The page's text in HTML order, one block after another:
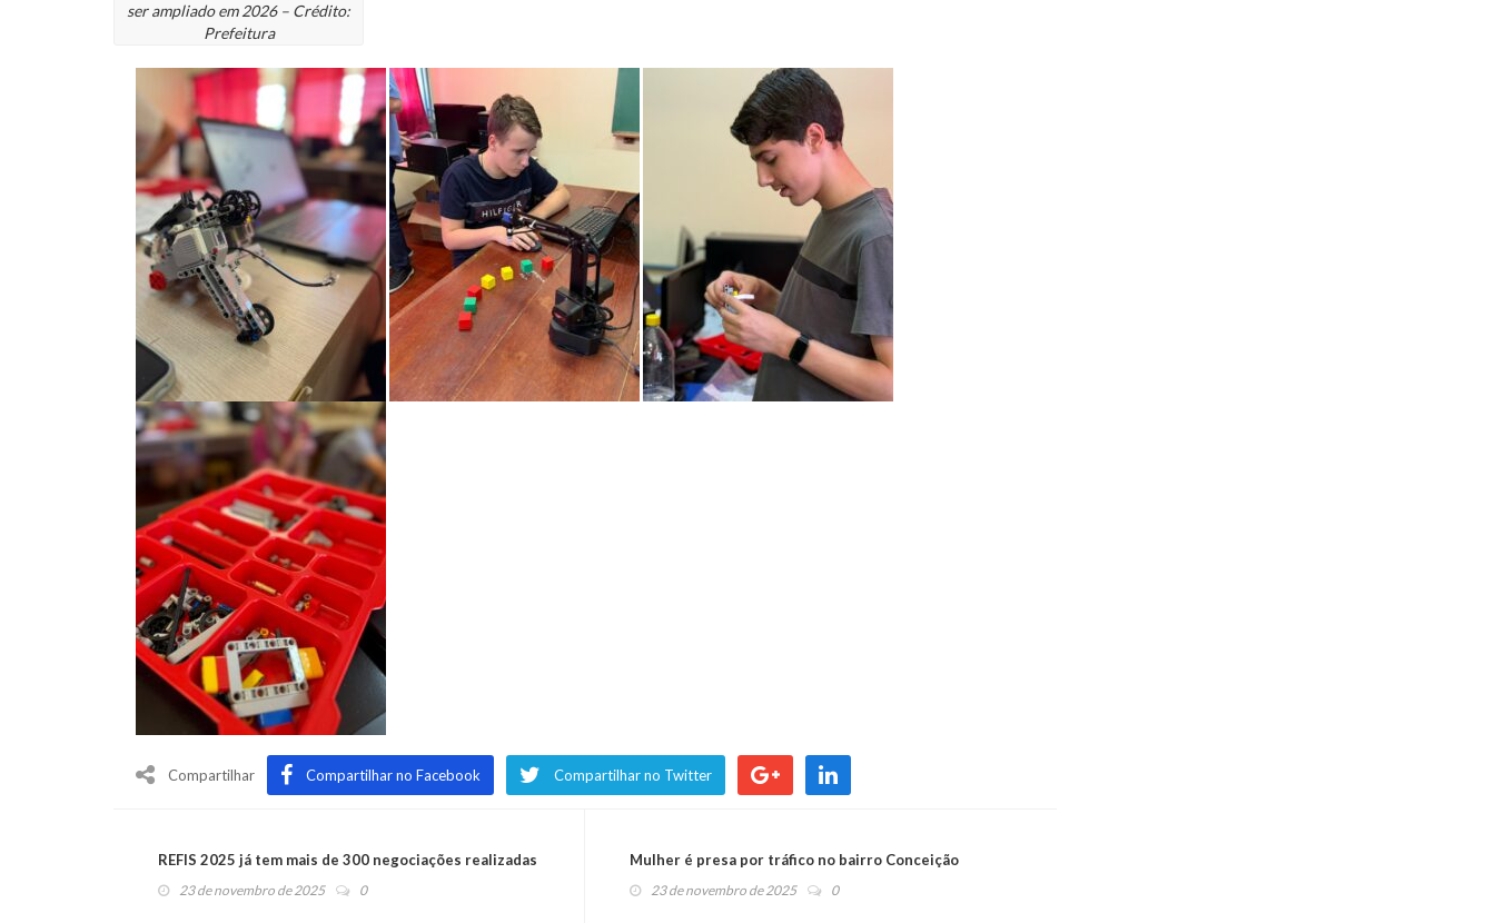
ser ampliado em 2026 – Crédito:
Prefeitura
Compartilhar Compartilhar no Facebook Compartilhar no Twitter
REFIS 2025 já tem mais de 300 negociações realizadas
23 de novembro de 2025 0
Mulher é presa por tráfico no bairro Conceição
23 de novembro de 2025 0